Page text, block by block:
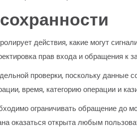
действия, какие могут
прав входа и обращения к
проверки, поскольку
время, категорию операции и
ограничивать обращение до
оказаться открыта любым